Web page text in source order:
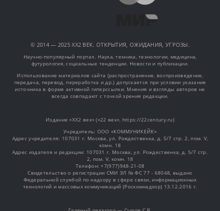
© 2014 — 2025 XX2 ВЕК. ОТКРЫТИЯ, ОЖИДАНИЯ, УГРОЗЫ.
Научно-популярный портал. Наука, техника, технологии, медицина,
футурология, социальные тенденции. Новости и публикации.
Использование материалов сайта (распространение, воспроизведение,
передача, перевод, переработка и др.) допускается при условии указания
источника в форме активной гиперссылки. Мнения и взгляды авторов не
всегда совпадают с точкой зрения редакции.
Издание «XX2 век» («22 век», https://22century.ru)
Учредитель: OOO «КОММУНИКЕЙК»
Адрес учредителя: 107031 г. Москва, ул. Рождественка, д. 5/7 стр. 2, пом. V,
комн. 18
Адрес издателя и редакции: 107031 г. Москва, ул. Рождественка, д. 5/7 стр.
2, пом. V, комн. 18
Телефон: +7(977)948-21-08
Свидетельство о регистрации СМИ ЭЛ № ФС 77 - 68048, выдано
Федеральной службой по надзору в сфере связи, информационных
технологий и массовых коммуникаций (Роскомнадзор) 13.12.2016 г.